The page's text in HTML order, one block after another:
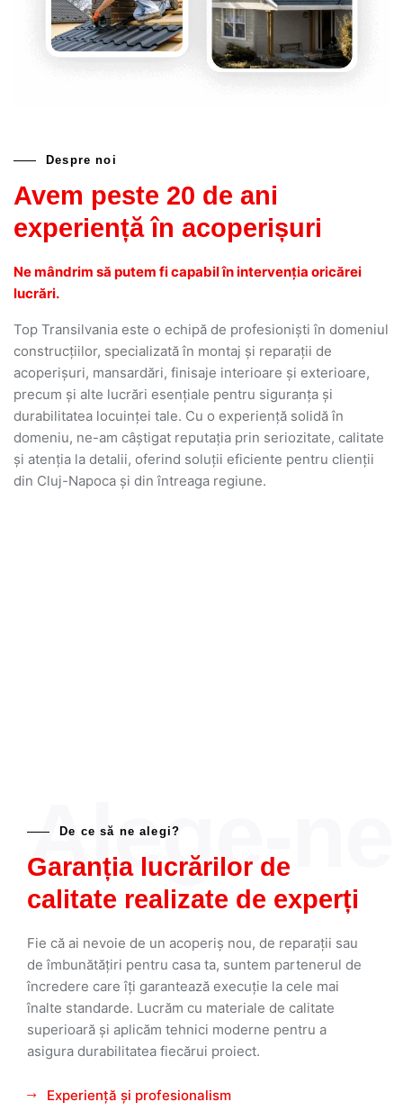
Despre noi
Avem peste 20 de ani
experiență în acoperișuri
Ne mândrim să putem fi capabil în intervenția oricărei
lucrări.
Top Transilvania este o echipă de profesioniști în domeniul
construcțiilor, specializată în montaj și reparații de
acoperișuri, mansardări, finisaje interioare și exterioare,
precum și alte lucrări esențiale pentru siguranța și
durabilitatea locuinței tale. Cu o experiență solidă în
domeniu, ne-am câștigat reputația prin seriozitate, calitate
și atenția la detalii, oferind soluții eficiente pentru clienții
din Cluj-Napoca și din întreaga regiune.
Alege-ne
De ce să ne alegi?
Garanția lucrărilor de
calitate realizate de experți
Fie că ai nevoie de un acoperiș nou, de reparații sau
de îmbunătățiri pentru casa ta, suntem partenerul de
încredere care îți garantează execuție la cele mai
înalte standarde. Lucrăm cu materiale de calitate
superioară și aplicăm tehnici moderne pentru a
asigura durabilitatea fiecărui proiect.
Experiență și profesionalism